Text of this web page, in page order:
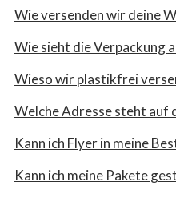
Wie versenden wir deine
Wie sieht die Verpackung
Wieso wir plastikfrei
Welche Adresse steht auf
Kann ich Flyer in meine
Kann ich meine Pakete